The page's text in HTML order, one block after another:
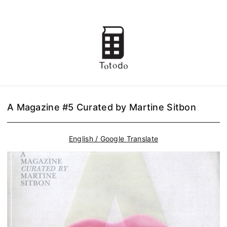
A Magazine #5 Curated by Martine Sitbon
English / Google Translate